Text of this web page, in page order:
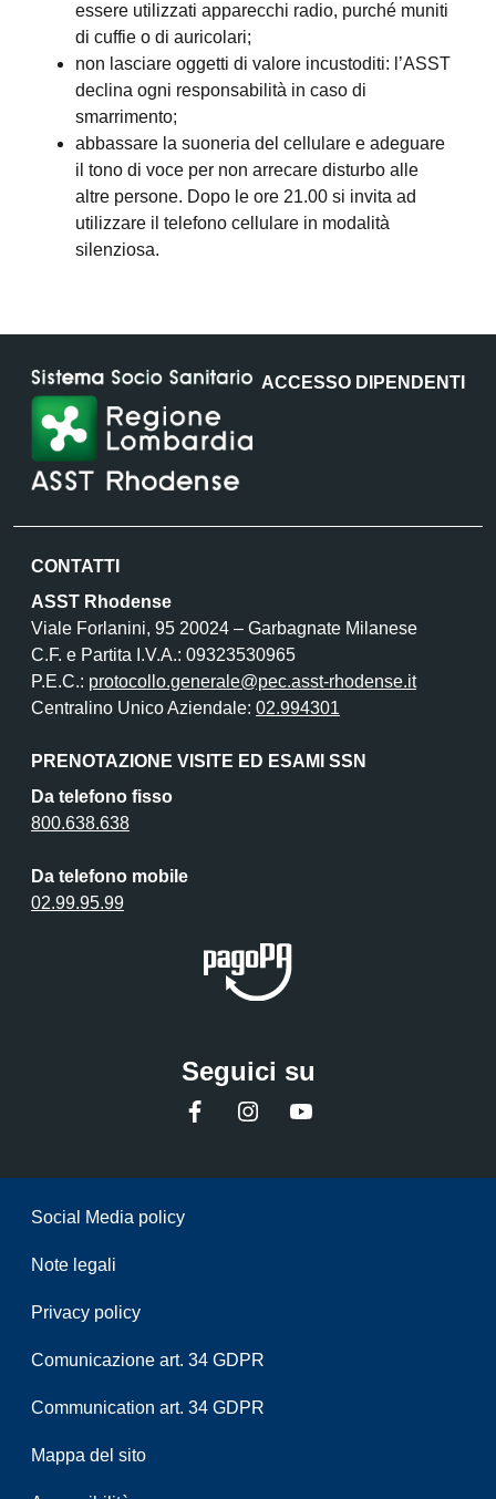
essere utilizzati apparecchi radio, purché muniti
di cuffie o di auricolari;
non lasciare oggetti di valore incustoditi: l’ASST
declina ogni responsabilità in caso di
smarrimento;
abbassare la suoneria del cellulare e adeguare
il tono di voce per non arrecare disturbo alle
altre persone. Dopo le ore 21.00 si invita ad
utilizzare il telefono cellulare in modalità
silenziosa.
ACCESSO DIPENDENTI
CONTATTI
ASST Rhodense
Viale Forlanini, 95 20024 – Garbagnate Milanese
C.F. e Partita I.V.A.: 09323530965
P.E.C.: protocollo.generale@pec.asst-rhodense.it
Centralino Unico Aziendale: 02.994301
PRENOTAZIONE VISITE ED ESAMI SSN
Da telefono fisso
800.638.638
Da telefono mobile
02.99.95.99
Seguici su
FacebookInstagram
Social Media policy
Note legali
Privacy policy
Comunicazione art. 34 GDPR
Communication art. 34 GDPR
Mappa del sito